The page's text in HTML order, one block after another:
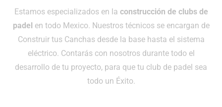
Estamos especializados en la construcción de clubs de
padel en todo Mexico. Nuestros técnicos se encargan de
Construir tus Canchas desde la base hasta el sistema
eléctrico. Contarás con nosotros durante todo el
desarrollo de tu proyecto, para que tu club de padel sea
todo un Éxito.